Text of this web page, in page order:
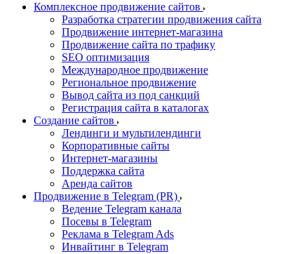
Комплексное продвижение сайтов
Разработка стратегии продвижения сайта
Продвижение интернет-магазина
Продвижение сайта по трафику
SEO оптимизация
Международное продвижение
Региональное продвижение
Вывод сайта из под санкций
Регистрация сайта в каталогах
Создание сайтов
Лендинги и мультилендинги
Корпоративные сайты
Интернет-магазины
Поддержка сайта
Аренда сайтов
Продвижение в Telegram (PR)
Ведение Telegram канала
Посевы в Telegram
Реклама в Telegram Ads
Инвайтинг в Telegram